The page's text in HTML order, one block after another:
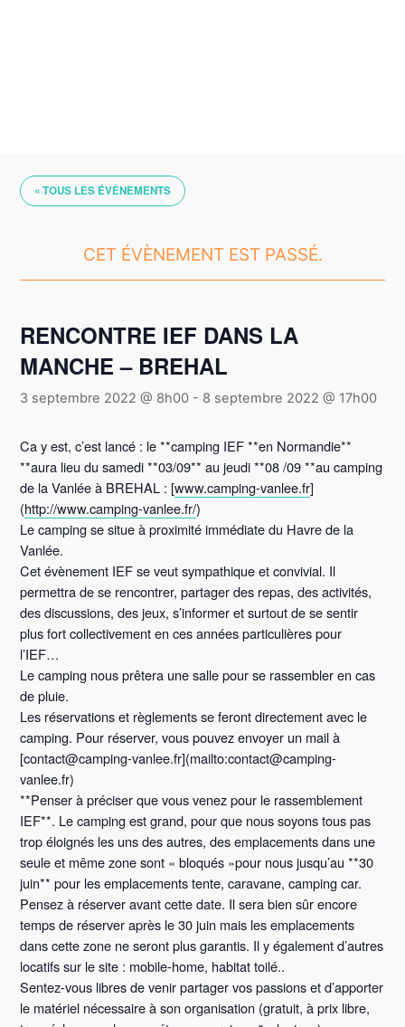
« TOUS LES ÉVÈNEMENTS
CET ÉVÈNEMENT EST PASSÉ.
RENCONTRE IEF DANS LA
MANCHE – BREHAL
3 septembre 2022 @ 8h00 - 8 septembre 2022 @ 17h00
Ca y est, c’est lancé : le **camping IEF **en Normandie**
**aura lieu du samedi **03/09** au jeudi **08 /09 **au camping
de la Vanlée à BREHAL : [www.camping-vanlee.fr]
(http://www.camping-vanlee.fr/)
Le camping se situe à proximité immédiate du Havre de la
Vanlée.
Cet évènement IEF se veut sympathique et convivial. Il
permettra de se rencontrer, partager des repas, des activités,
des discussions, des jeux, s’informer et surtout de se sentir
plus fort collectivement en ces années particulières pour
l’IEF…
Le camping nous prêtera une salle pour se rassembler en cas
de pluie.
Les réservations et règlements se feront directement avec le
camping. Pour réserver, vous pouvez envoyer un mail à
[contact@camping-vanlee.fr](mailto:contact@camping-
vanlee.fr)
**Penser à préciser que vous venez pour le rassemblement
IEF**. Le camping est grand, pour que nous soyons tous pas
trop éloignés les uns des autres, des emplacements dans une
seule et même zone sont « bloqués »pour nous jusqu’au **30
juin** pour les emplacements tente, caravane, camping car.
Pensez à réserver avant cette date. Il sera bien sûr encore
temps de réserver après le 30 juin mais les emplacements
dans cette zone ne seront plus garantis. Il y également d’autres
locatifs sur le site : mobile-home, habitat toilé..
Sentez-vous libres de venir partager vos passions et d’apporter
le matériel nécessaire à son organisation (gratuit, à prix libre,